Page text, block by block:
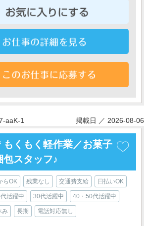
aaK-1 掲載日 ／ 2026-08-06
もくもく軽作業／お菓子
スタッフ♪
らOK 残業なし 交通費支給 日払いOK
活躍中 30代活躍中 40・50代活躍中
み 長期 電話対応無し